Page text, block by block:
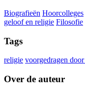
Biografieën Hoorcolleges
geloof en religie Filosofie
Tags
religie voorgedragen
Over de auteur